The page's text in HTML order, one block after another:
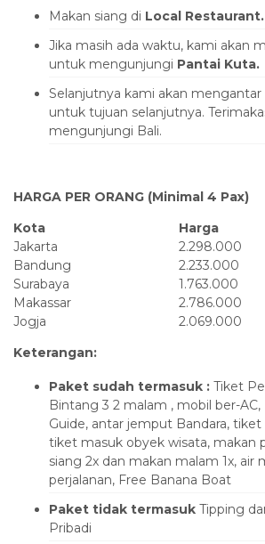
Makan siang di Local Restaurant.
Jika masih ada waktu, kami akan
untuk mengunjungi Pantai Kuta.
Selanjutnya kami akan mengantar
untuk tujuan selanjutnya.
mengunjungi Bali.
HARGA PER ORANG (Minimal 4 Pax)
Kota
Harga
Jakarta
2.298.000
Bandung
2.233.000
Surabaya
1.763.000
Makassar
2.786.000
Jogja
2.069.000
Keterangan:
Paket sudah termasuk : Tiket
Bintang 3 2 malam , mobil ber-
Guide, antar jemput Bandara, tiket
tiket masuk obyek wisata, makan
siang 2x dan makan malam 1x, air
perjalanan, Free Banana Boat
Paket tidak termasuk Tipping
Pribadi